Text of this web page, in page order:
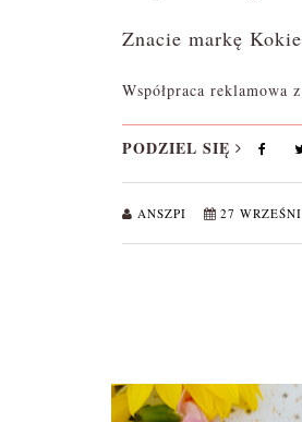
Znacie markę
Współpraca reklamowa
PODZIEL SIĘ
ANSZPI 27